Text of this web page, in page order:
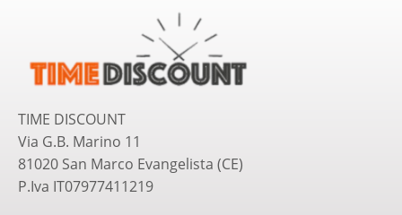
TIME DISCOUNT
Via G.B. Marino 11
81020 San Marco Evangelista (CE)
P.Iva IT07977411219